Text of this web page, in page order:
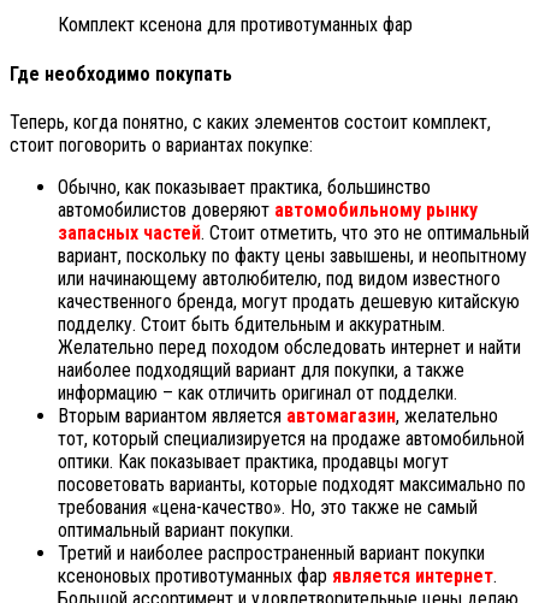
Комплект ксенона для противотуманных фар
Где необходимо покупать
Теперь, когда понятно, с каких элементов состоит комплект,
стоит поговорить о вариантах покупке:
Обычно, как показывает практика, большинство
автомобилистов доверяют автомобильному рынку
запасных частей. Стоит отметить, что это не оптимальный
вариант, поскольку по факту цены завышены, и неопытному
или начинающему автолюбителю, под видом известного
качественного бренда, могут продать дешевую китайскую
подделку. Стоит быть бдительным и аккуратным.
Желательно перед походом обследовать интернет и найти
наиболее подходящий вариант для покупки, а также
информацию – как отличить оригинал от подделки.
Вторым вариантом является автомагазин, желательно
тот, который специализируется на продаже автомобильной
оптики. Как показывает практика, продавцы могут
посоветовать варианты, которые подходят максимально по
требования «цена-качество». Но, это также не самый
оптимальный вариант покупки.
Третий и наиболее распространенный вариант покупки
ксеноновых противотуманных фар является интернет.